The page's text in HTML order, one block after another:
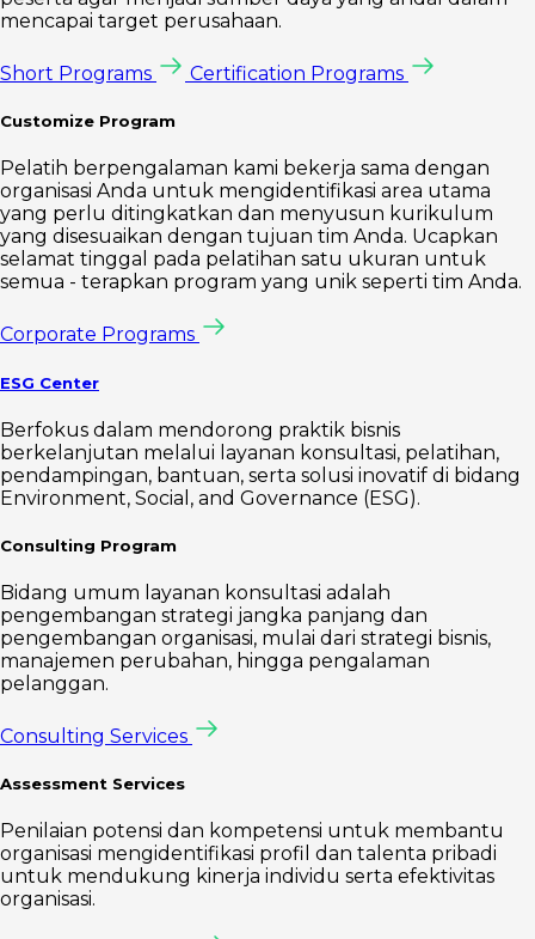
mencapai target perusahaan.
Short Programs Certification Programs
Customize Program
Pelatih berpengalaman kami bekerja sama dengan
organisasi Anda untuk mengidentifikasi area utama
yang perlu ditingkatkan dan menyusun kurikulum
yang disesuaikan dengan tujuan tim Anda. Ucapkan
selamat tinggal pada pelatihan satu ukuran untuk
semua - terapkan program yang unik seperti tim Anda.
Corporate Programs
ESG Center
Berfokus dalam mendorong praktik bisnis
berkelanjutan melalui layanan konsultasi, pelatihan,
pendampingan, bantuan, serta solusi inovatif di bidang
Environment, Social, and Governance (ESG).
Consulting Program
Bidang umum layanan konsultasi adalah
pengembangan strategi jangka panjang dan
pengembangan organisasi, mulai dari strategi bisnis,
manajemen perubahan, hingga pengalaman
pelanggan.
Consulting Services
Assessment Services
Penilaian potensi dan kompetensi untuk membantu
organisasi mengidentifikasi profil dan talenta pribadi
untuk mendukung kinerja individu serta efektivitas
organisasi.